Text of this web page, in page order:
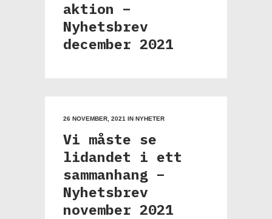
aktion –
Nyhetsbrev
december 2021
26 NOVEMBER, 2021 IN NYHETER
Vi måste se
lidandet i ett
sammanhang –
Nyhetsbrev
november 2021